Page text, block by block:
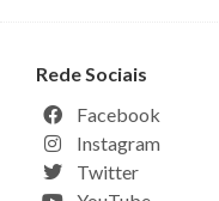
Rede Sociais
Facebook
Instagram
Twitter